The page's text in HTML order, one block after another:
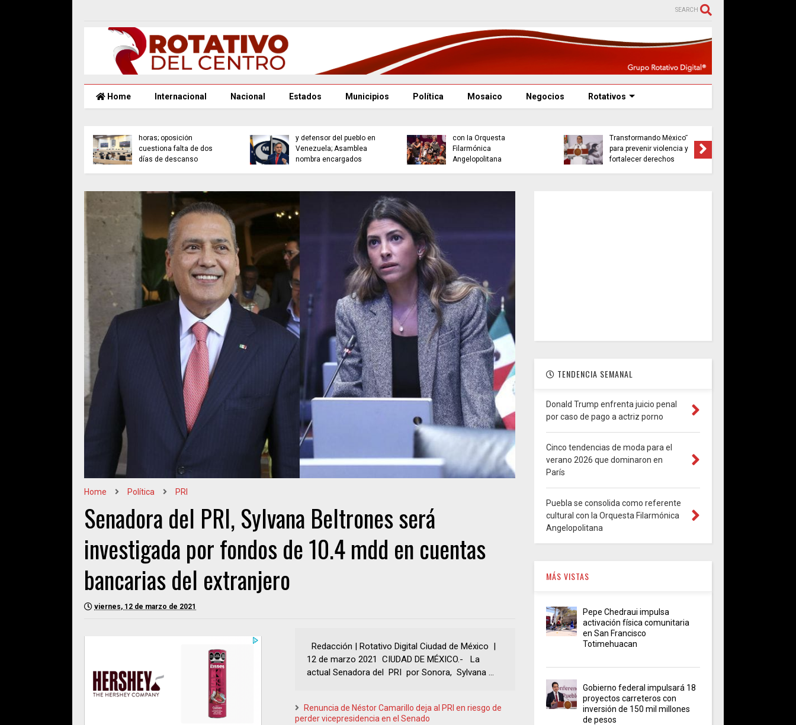
SEARCH
Home Internacional Nacional Estados Municipios Política Mosaico Negocios Rotativos
horas; oposición
cuestiona falta de dos
días de descanso
y defensor del pueblo en
Venezuela; Asamblea
nombra encargados
con la Orquesta
Filarmónica
Angelopolitana
Transformando México”
para prevenir violencia y
fortalecer derechos
Home Política PRI
Senadora del PRI, Sylvana Beltrones será
investigada por fondos de 10.4 mdd en cuentas
bancarias del extranjero
viernes, 12 de marzo de 2021
Redacción | Rotativo Digital Ciudad de México |
12 de marzo 2021 CIUDAD DE MÉXICO.- La
actual Senadora del PRI por Sonora, Sylvana ...
Renuncia de Néstor Camarillo deja al PRI en riesgo de
perder vicepresidencia en el Senado
TENDENCIA SEMANAL
Donald Trump enfrenta juicio penal
por caso de pago a actriz porno
Cinco tendencias de moda para el
verano 2026 que dominaron en
París
Puebla se consolida como referente
cultural con la Orquesta Filarmónica
Angelopolitana
MÁS VISTAS
Pepe Chedraui impulsa
activación física comunitaria
en San Francisco
Totimehuacan
Gobierno federal impulsará 18
proyectos carreteros con
inversión de 150 mil millones
de pesos